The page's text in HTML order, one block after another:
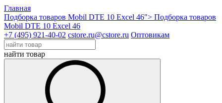
Главная
Подборка товаров Mobil DTE 10 Excel 46"> Подборка товаров
Mobil DTE 10 Excel 46
+7 (495) 921-40-02 cstore.ru@cstore.ru Оптовикам
найти товар